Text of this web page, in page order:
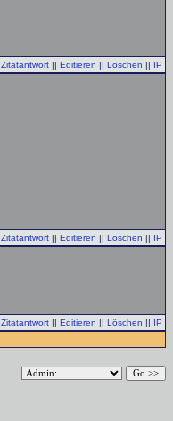
Zitatantwort || Editieren || Löschen || IP
Zitatantwort || Editieren || Löschen || IP
Zitatantwort || Editieren || Löschen || IP